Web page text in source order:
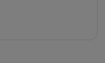
często pozostawiają
końcowy.